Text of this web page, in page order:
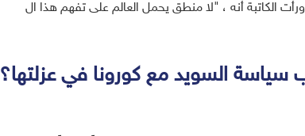
الكاتبة أنه ، "لا منطق يحمل العالم على تفهم هذا ال
السويد مع كورونا في عزلتها؟